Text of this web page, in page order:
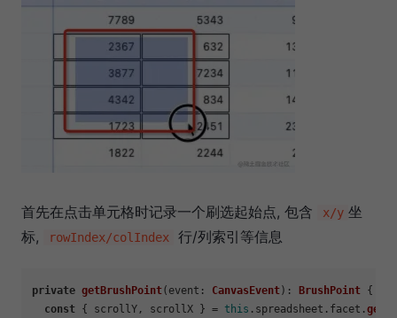
首先在点击单元格时记录一个刷选起始点, 包含 x/y 坐
标,
rowIndex/colIndex 行/列索引等信息
private getBrushPoint( event : CanvasEvent): BrushPoint {
const { scrollY, scrollX } = this . spreadsheet . facet .